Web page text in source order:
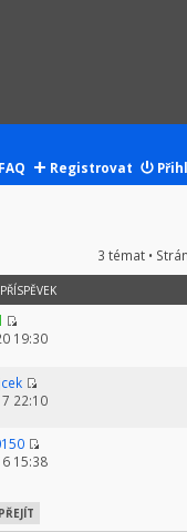
FAQ Registrovat
3 témat •
19:30
22:10
15:38